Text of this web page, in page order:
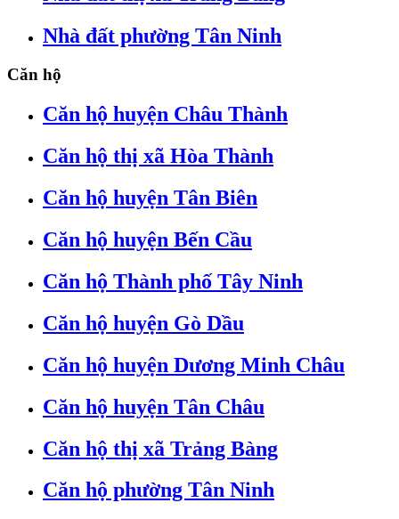
Nhà đất phường Tân Ninh
Căn hộ
Căn hộ huyện Châu Thành
Căn hộ thị xã Hòa Thành
Căn hộ huyện Tân Biên
Căn hộ huyện Bến Cầu
Căn hộ Thành phố Tây Ninh
Căn hộ huyện Gò Dầu
Căn hộ huyện Dương Minh Châu
Căn hộ huyện Tân Châu
Căn hộ thị xã Trảng Bàng
Căn hộ phường Tân Ninh